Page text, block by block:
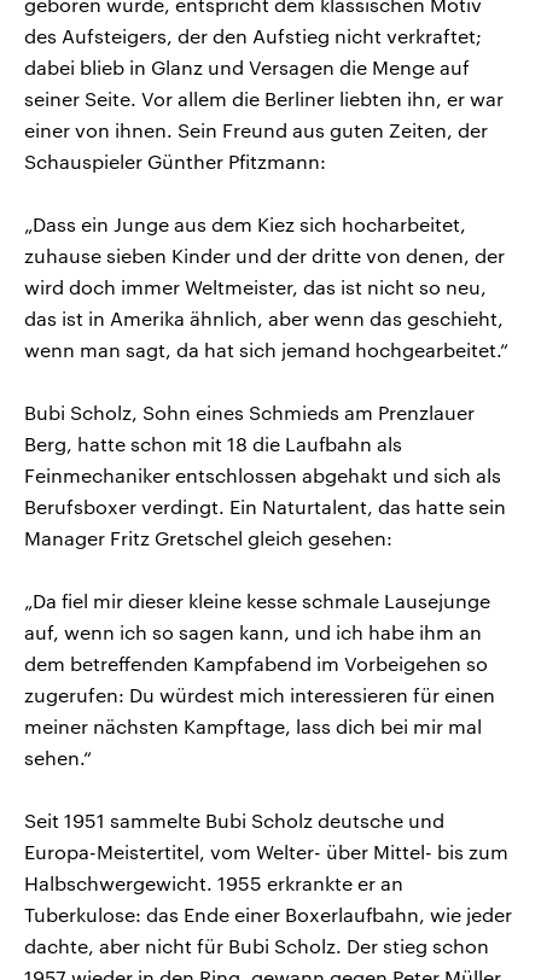
des Aufsteigers, der den Aufstieg nicht verkraftet;
dabei blieb in Glanz und Versagen die Menge auf
seiner Seite. Vor allem die Berliner liebten ihn, er war
einer von ihnen. Sein Freund aus guten Zeiten, der
Schauspieler Günther Pfitzmann:
„Dass ein Junge aus dem Kiez sich hocharbeitet,
zuhause sieben Kinder und der dritte von denen, der
wird doch immer Weltmeister, das ist nicht so neu,
das ist in Amerika ähnlich, aber wenn das geschieht,
wenn man sagt, da hat sich jemand hochgearbeitet.“
Bubi Scholz, Sohn eines Schmieds am Prenzlauer
Berg, hatte schon mit 18 die Laufbahn als
Feinmechaniker entschlossen abgehakt und sich als
Berufsboxer verdingt. Ein Naturtalent, das hatte sein
Manager Fritz Gretschel gleich gesehen:
„Da fiel mir dieser kleine kesse schmale Lausejunge
auf, wenn ich so sagen kann, und ich habe ihm an
dem betreffenden Kampfabend im Vorbeigehen so
zugerufen: Du würdest mich interessieren für einen
meiner nächsten Kampftage, lass dich bei mir mal
sehen.“
Seit 1951 sammelte Bubi Scholz deutsche und
Europa-Meistertitel, vom Welter- über Mittel- bis zum
Halbschwergewicht. 1955 erkrankte er an
Tuberkulose: das Ende einer Boxerlaufbahn, wie jeder
dachte, aber nicht für Bubi Scholz. Der stieg schon